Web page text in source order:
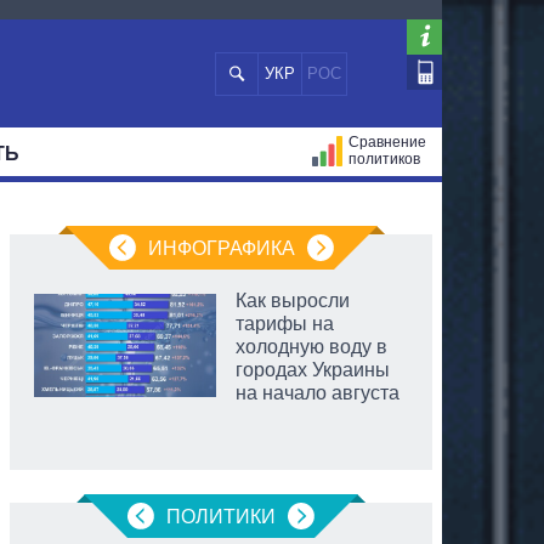
УКР РОС
Сравнение
политиков
ИНФОГРАФИКА
Как выросли
тарифы на
холодную воду в
городах Украины
на начало августа
ПОЛИТИКИ